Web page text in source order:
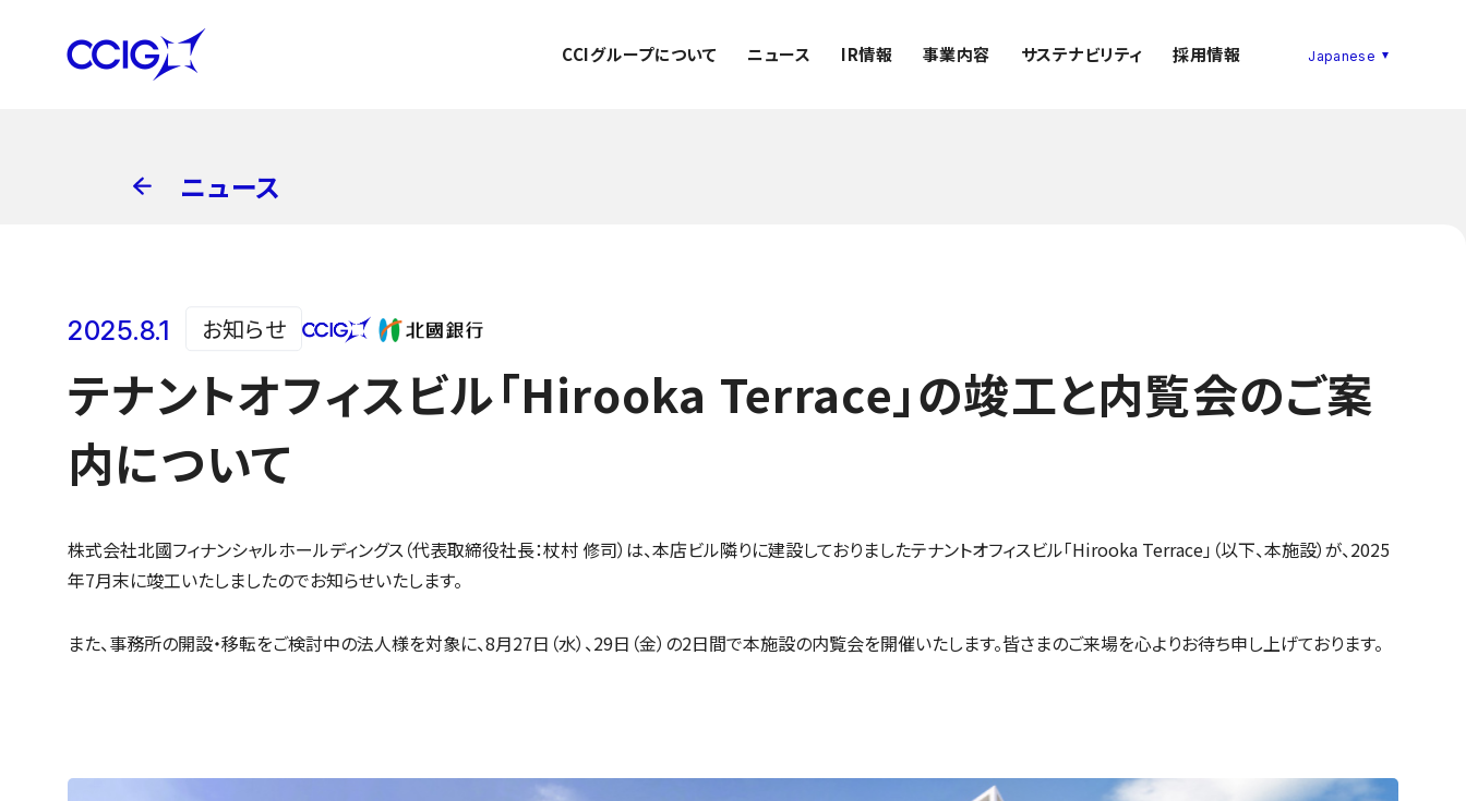
CCIグループについて ニュース IR情報 事業内容 サステナビリティ 採用情報
ニュース
2025.8.1 お知らせ
テナントオフィスビル「Hirooka Terrace」の竣工と内覧会のご案
内について
株式会社北國フィナンシャルホールディングス（代表取締役社長：杖村 修司）は、本店ビル隣りに建設しておりましたテナントオフィスビル「Hirooka Terrace」（以下、本施設）が、2025
年7月末に竣工いたしましたのでお知らせいたします。
また、事務所の開設・移転をご検討中の法人様を対象に、8月27日（水）、29日（金）の2日間で本施設の内覧会を開催いたします。皆さまのご来場を心よりお待ち申し上げております。